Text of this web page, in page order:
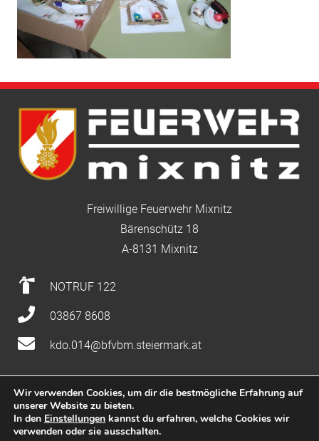
Freiwillige Feuerwehr Mixnitz
Bärenschütz 18
A-8131 Mixnitz
NOTRUF 122
03867 8608
kdo.014@bfvbm.steiermark.at
Impressum|Datenschutz |Nutzung
Wir verwenden Cookies, um dir die bestmögliche Erfahrung auf
unserer Website zu bieten.
In den Einstellungen kannst du erfahren, welche Cookies wir
verwenden oder sie ausschalten.